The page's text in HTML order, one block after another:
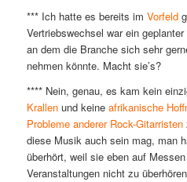
*** Ich hatte es bereits im Vorfeld
Vertriebswechsel war ein
an dem die Branche sich sehr
nehmen könnte. Macht sie’s?
**** Nein, genau, es kam kein
Krallenund keine afrikanische
Probleme anderer Rock-Gitarristen
diese Musik auch sein mag, man
überhört, weil sie eben auf
Veranstaltungen nicht zu